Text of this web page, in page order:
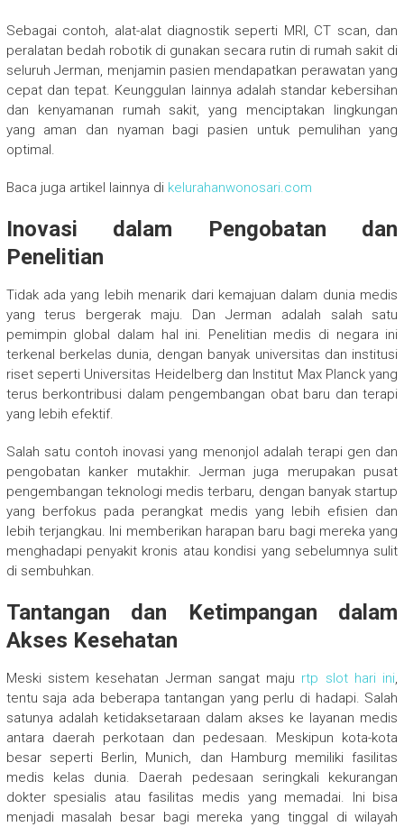
Sebagai contoh, alat-alat diagnostik seperti MRI, CT scan, dan
peralatan bedah robotik di gunakan secara rutin di rumah sakit di
seluruh Jerman, menjamin pasien mendapatkan perawatan yang
cepat dan tepat. Keunggulan lainnya adalah standar kebersihan
dan kenyamanan rumah sakit, yang menciptakan lingkungan
yang aman dan nyaman bagi pasien untuk pemulihan yang
optimal.
Baca juga artikel lainnya di kelurahanwonosari.com
Inovasi dalam Pengobatan dan
Penelitian
Tidak ada yang lebih menarik dari kemajuan dalam dunia medis
yang terus bergerak maju. Dan Jerman adalah salah satu
pemimpin global dalam hal ini. Penelitian medis di negara ini
terkenal berkelas dunia, dengan banyak universitas dan institusi
riset seperti Universitas Heidelberg dan Institut Max Planck yang
terus berkontribusi dalam pengembangan obat baru dan terapi
yang lebih efektif.
Salah satu contoh inovasi yang menonjol adalah terapi gen dan
pengobatan kanker mutakhir. Jerman juga merupakan pusat
pengembangan teknologi medis terbaru, dengan banyak startup
yang berfokus pada perangkat medis yang lebih efisien dan
lebih terjangkau. Ini memberikan harapan baru bagi mereka yang
menghadapi penyakit kronis atau kondisi yang sebelumnya sulit
di sembuhkan.
Tantangan dan Ketimpangan dalam
Akses Kesehatan
Meski sistem kesehatan Jerman sangat maju rtp slot hari ini,
tentu saja ada beberapa tantangan yang perlu di hadapi. Salah
satunya adalah ketidaksetaraan dalam akses ke layanan medis
antara daerah perkotaan dan pedesaan. Meskipun kota-kota
besar seperti Berlin, Munich, dan Hamburg memiliki fasilitas
medis kelas dunia. Daerah pedesaan seringkali kekurangan
dokter spesialis atau fasilitas medis yang memadai. Ini bisa
menjadi masalah besar bagi mereka yang tinggal di wilayah